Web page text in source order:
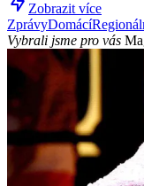
Zobrazit více
ZprávyDomácí
Vybrali jsme pro vás